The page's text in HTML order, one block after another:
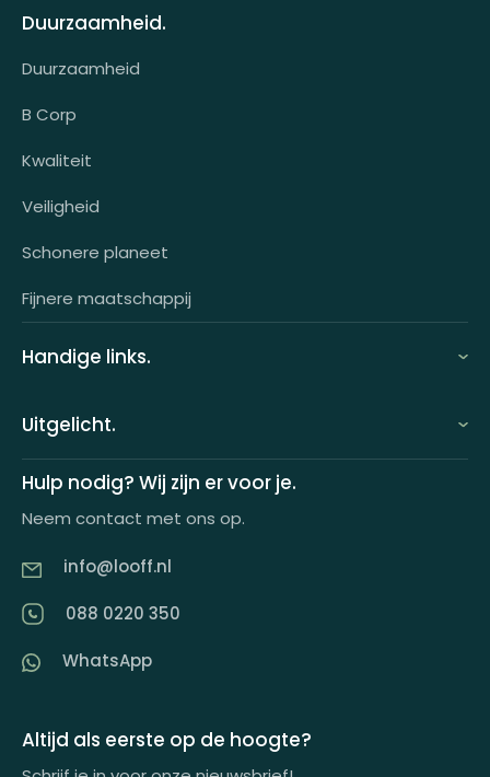
Looff attentprogramma | Collega's
Tarieven
Voor wie?
Klantcases
HR-koppeling
OCI-koppeling
Contact
Werken bij
Duurzaamheid.
Duurzaamheid
B Corp
Kwaliteit
Veiligheid
Schonere planeet
Fijnere maatschappij
Handige links.
FAQ
Demo aanvragen
Impactrapport
Uitgelicht.
Keuzecadeauconcepten
Looff keuzecadeaukaart
Producten in huisstijl
Hulp nodig? Wij zijn er voor je.
Neem contact met ons op.
info@looff.nl
088 0220 350
WhatsApp
Altijd als eerste op de hoogte?